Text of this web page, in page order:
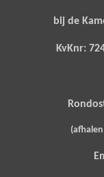
bij de
KvKnr: